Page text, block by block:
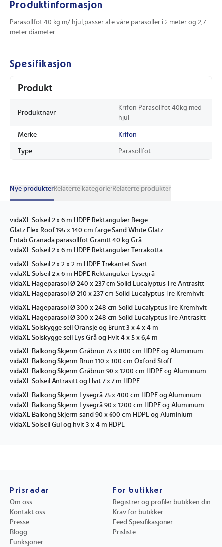
Produktinformasjon
Parasollfot 40 kg m/ hjul,passer alle våre parasoller i 2 meter og 2,7
meter diameter.
Spesifikasjon
Produkt
Produktnavn
Krifon Parasollfot 40kg med
hjul
Merke Krifon
Type Parasollfot
Nye produkterRelaterte kategorierRelaterte produkter
vidaXL Solseil 2 x 6 m HDPE Rektangulær Beige
Glatz Flex Roof 195 x 140 cm farge Sand White Glatz
Fritab Granada parasollfot Granitt 40 kg Grå
vidaXL Solseil 2 x 6 m HDPE Rektangulær Terrakotta
vidaXL Solseil 2 x 2 x 2 m HDPE Trekantet Svart
vidaXL Solseil 2 x 6 m HDPE Rektangulær Lysegrå
vidaXL Hageparasol Ø 240 x 237 cm Solid Eucalyptus Tre Antrasitt
vidaXL Hageparasol Ø 210 x 237 cm Solid Eucalyptus Tre Kremhvit
vidaXL Hageparasol Ø 300 x 248 cm Solid Eucalyptus Tre Kremhvit
vidaXL Hageparasol Ø 300 x 248 cm Solid Eucalyptus Tre Antrasitt
vidaXL Solskygge seil Oransje og Brunt 3 x 4 x 4 m
vidaXL Solskygge seil Lys Grå og Hvit 4 x 5 x 6,4 m
vidaXL Balkong Skjerm Gråbrun 75 x 800 cm HDPE og Aluminium
vidaXL Balkong Skjerm Brun 110 x 300 cm Oxford Stoff
vidaXL Balkong Skjerm Gråbrun 90 x 1200 cm HDPE og Aluminium
vidaXL Solseil Antrasitt og Hvit 7 x 7 m HDPE
vidaXL Balkong Skjerm Lysegrå 75 x 400 cm HDPE og Aluminium
vidaXL Balkong Skjerm Lysegrå 90 x 1200 cm HDPE og Aluminium
vidaXL Balkong Skjerm sand 90 x 600 cm HDPE og Aluminium
vidaXL Solseil Gul og hvit 3 x 4 m HDPE
Prisradar
Om oss
Kontakt oss
Presse
Blogg
Funksjoner
For butikker
Registrer og profiler butikken din
Krav for butikker
Feed Spesifikasjoner
Prisliste